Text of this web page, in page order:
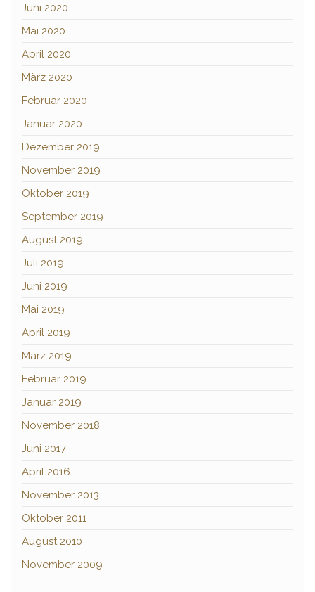
Juni 2020
Mai 2020
April 2020
März 2020
Februar 2020
Januar 2020
Dezember 2019
November 2019
Oktober 2019
September 2019
August 2019
Juli 2019
Juni 2019
Mai 2019
April 2019
März 2019
Februar 2019
Januar 2019
November 2018
Juni 2017
April 2016
November 2013
Oktober 2011
August 2010
November 2009